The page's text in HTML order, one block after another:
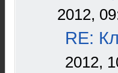
2012,
RE:
2012,